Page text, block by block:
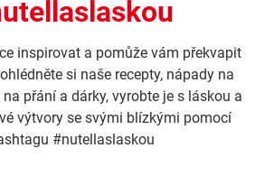
inspirovat a pomůže vám překvapit
si naše recepty, nápady na
přání a dárky, vyrobte je s láskou a
výtvory se svými blízkými pomocí
#nutellaslaskou